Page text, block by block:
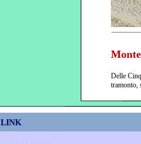
Delle
tramonto,
LINK